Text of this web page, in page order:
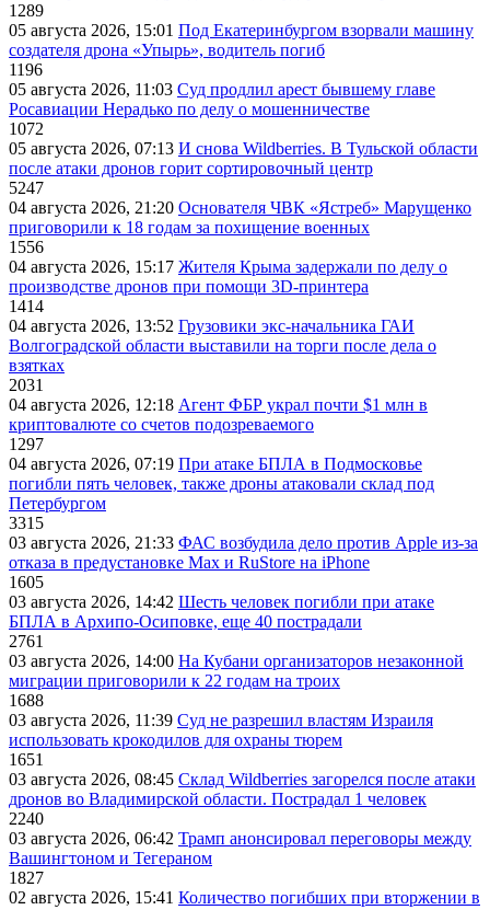
1289
05 августа 2026, 15:01 Под Екатеринбургом взорвали машину
создателя дрона «Упырь», водитель погиб
1196
05 августа 2026, 11:03 Суд продлил арест бывшему главе
Росавиации Нерадько по делу о мошенничестве
1072
05 августа 2026, 07:13 И снова Wildberries. В Тульской области
после атаки дронов горит сортировочный центр
5247
04 августа 2026, 21:20 Основателя ЧВК «Ястреб» Марущенко
приговорили к 18 годам за похищение военных
1556
04 августа 2026, 15:17 Жителя Крыма задержали по делу о
производстве дронов при помощи 3D‑принтера
1414
04 августа 2026, 13:52 Грузовики экс-начальника ГАИ
Волгоградской области выставили на торги после дела о
взятках
2031
04 августа 2026, 12:18 Агент ФБР украл почти $1 млн в
криптовалюте со счетов подозреваемого
1297
04 августа 2026, 07:19 При атаке БПЛА в Подмосковье
погибли пять человек, также дроны атаковали склад под
Петербургом
3315
03 августа 2026, 21:33 ФАС возбудила дело против Apple из-за
отказа в предустановке Max и RuStore на iPhone
1605
03 августа 2026, 14:42 Шесть человек погибли при атаке
БПЛА в Архипо-Осиповке, еще 40 пострадали
2761
03 августа 2026, 14:00 На Кубани организаторов незаконной
миграции приговорили к 22 годам на троих
1688
03 августа 2026, 11:39 Суд не разрешил властям Израиля
использовать крокодилов для охраны тюрем
1651
03 августа 2026, 08:45 Склад Wildberries загорелся после атаки
дронов во Владимирской области. Пострадал 1 человек
2240
03 августа 2026, 06:42 Трамп анонсировал переговоры между
Вашингтоном и Тегераном
1827
02 августа 2026, 15:41 Количество погибших при вторжении в